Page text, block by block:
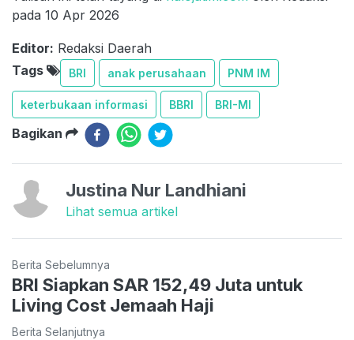
pada 10 Apr 2026
Editor: Redaksi Daerah
Tags
BRI anak perusahaan PNM IM
keterbukaan informasi BBRI BRI-MI
Bagikan
Justina Nur Landhiani
Lihat semua artikel
Berita Sebelumnya
BRI Siapkan SAR 152,49 Juta untuk
Living Cost Jemaah Haji
Berita Selanjutnya